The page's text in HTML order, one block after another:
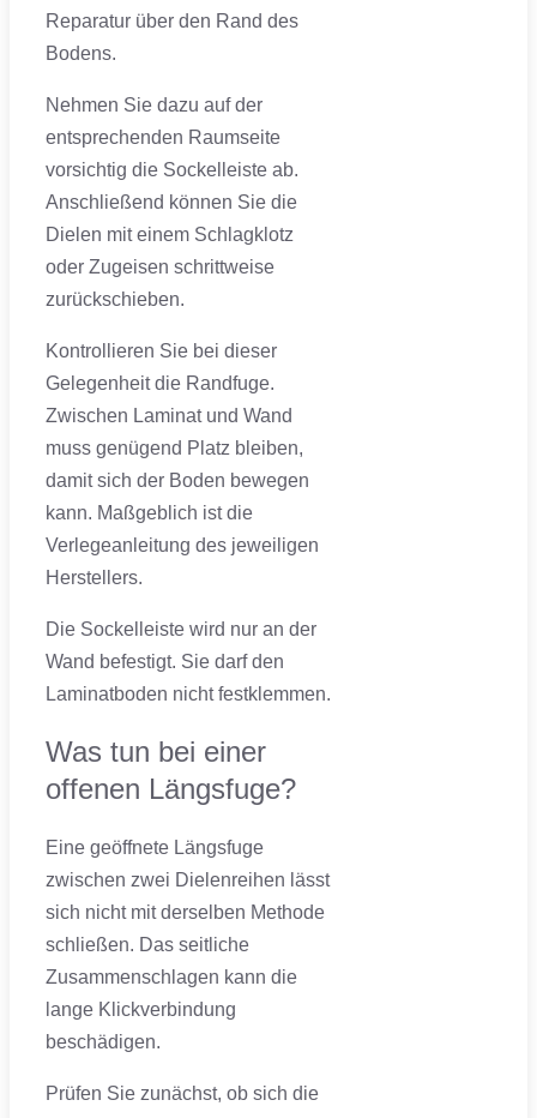
Reparatur über den Rand des
Bodens.
Nehmen Sie dazu auf der
entsprechenden Raumseite
vorsichtig die Sockelleiste ab.
Anschließend können Sie die
Dielen mit einem Schlagklotz
oder Zugeisen schrittweise
zurückschieben.
Kontrollieren Sie bei dieser
Gelegenheit die Randfuge.
Zwischen Laminat und Wand
muss genügend Platz bleiben,
damit sich der Boden bewegen
kann. Maßgeblich ist die
Verlegeanleitung des jeweiligen
Herstellers.
Die Sockelleiste wird nur an der
Wand befestigt. Sie darf den
Laminatboden nicht festklemmen.
Was tun bei einer
offenen Längsfuge?
Eine geöffnete Längsfuge
zwischen zwei Dielenreihen lässt
sich nicht mit derselben Methode
schließen. Das seitliche
Zusammenschlagen kann die
lange Klickverbindung
beschädigen.
Prüfen Sie zunächst, ob sich die